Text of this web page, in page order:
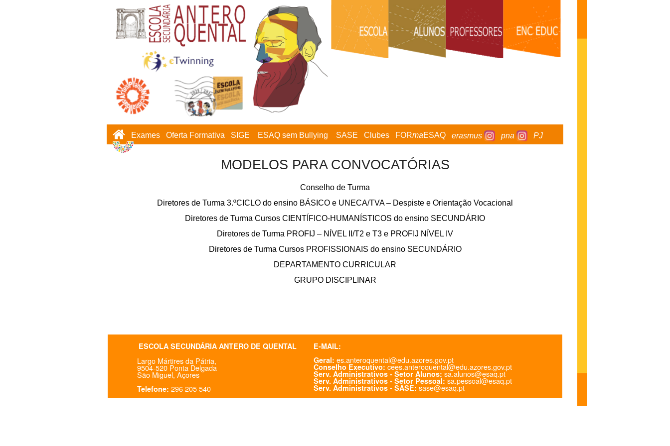
Exames Oferta Formativa SIGE ESAQ sem Bullying SASE Clubes FORmaESAQ erasmus pna PJ
MODELOS PARA CONVOCATÓRIAS
Conselho de Turma
Diretores de Turma 3.ºCICLO do ensino BÁSICO e UNECA/TVA – Despiste e Orientação Vocacional
Diretores de Turma Cursos CIENTÍFICO-HUMANÍSTICOS do ensino SECUNDÁRIO
Diretores de Turma PROFIJ – NÍVEL II/T2 e T3 e PROFIJ NÍVEL IV
Diretores de Turma Cursos PROFISSIONAIS do ensino SECUNDÁRIO
DEPARTAMENTO CURRICULAR
GRUPO DISCIPLINAR
ESCOLA SECUNDÁRIA ANTERO DE QUENTAL
Largo Mártires da Pátria,
9504-520 Ponta Delgada
São Miguel, Açores
Telefone: 296 205 540
E-MAIL:
Geral: es.anteroquental@edu.azores.gov.pt
Conselho Executivo: cees.anteroquental@edu.azores.gov.pt
Serv. Administrativos - Setor Alunos: sa.alunos@esaq.pt
Serv. Administrativos - Setor Pessoal: sa.pessoal@esaq.pt
Serv. Administrativos - SASE: sase@esaq.pt